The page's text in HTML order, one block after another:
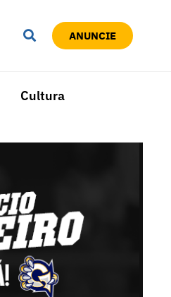
ANUNCIE
Cultura